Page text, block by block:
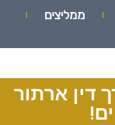
ממליצים
דין ארתור